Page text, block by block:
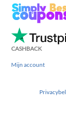
CASHBACK
Mijn account